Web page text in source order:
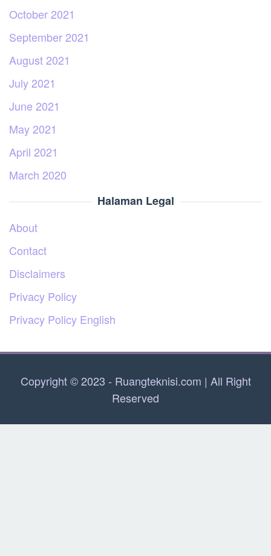
October 2021
September 2021
August 2021
July 2021
June 2021
May 2021
April 2021
March 2020
Halaman Legal
About
Contact
Disclaimers
Privacy Policy
Privacy Policy English
Copyright © 2023 - Ruangteknisi.com | All Right
Reserved